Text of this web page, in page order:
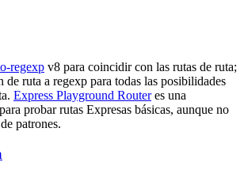
regexp v8 para coincidir con las rutas de ruta;
de ruta a regexp para todas las posibilidades
Express Playground Routeres una
probar rutas Expresas básicas, aunque no
patrones.